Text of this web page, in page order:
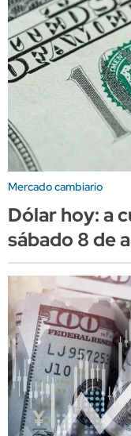
Mercado cambiario
Dólar hoy: a
sábado 8 de